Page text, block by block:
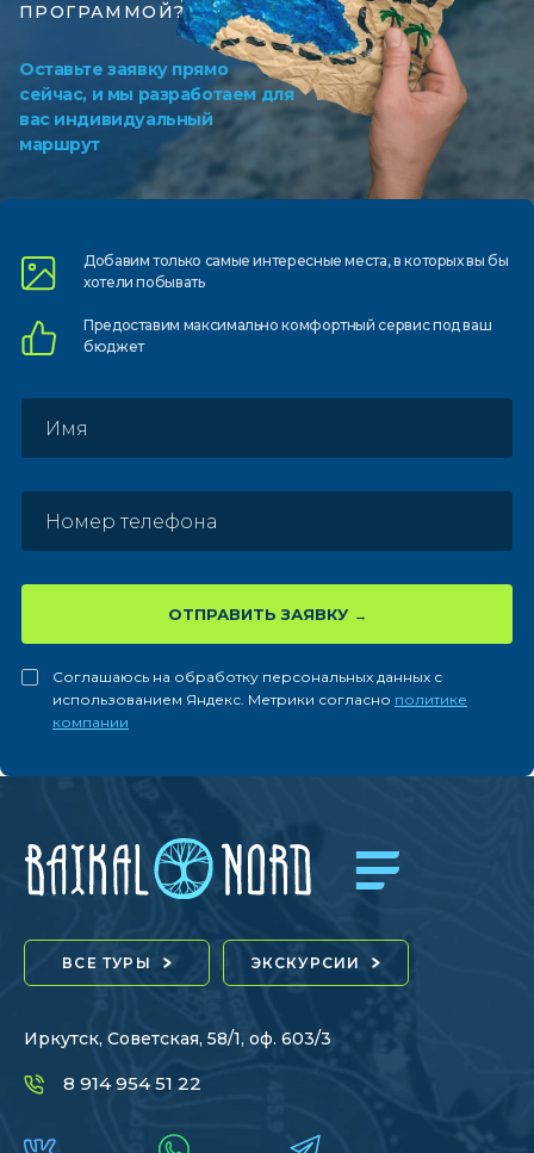
ПРОГРАММОЙ?
Оставьте заявку прямо
сейчас, и мы разработаем для
вас индивидуальный
маршрут
Добавим только самыеинтересные места, в которыхвы бы
хотели побывать
Предоставим максимально комфортныйсервис под ваш
бюджет
ОТПРАВИТЬ ЗАЯВКУ
Соглашаюсь на обработку персональных данных с
использованием Яндекс. Метрики согласно политике
компании
ВСЕ ТУРЫ ЭКСКУРСИИ
Иркутск, Советская, 58/1, оф. 603/3
8 914 954 51 22